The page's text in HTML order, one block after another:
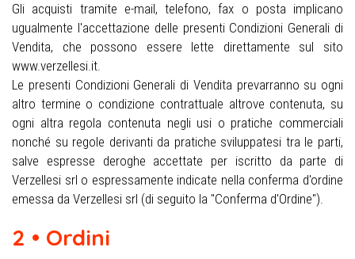
Gli acquisti tramite e-mail, telefono, fax o posta implicano
ugualmente l'accettazione delle presenti Condizioni Generali di
Vendita, che possono essere lette direttamente sul sito
www.verzellesi.it.
Le presenti Condizioni Generali di Vendita prevarranno su ogni
altro termine o condizione contrattuale altrove contenuta, su
ogni altra regola contenuta negli usi o pratiche commerciali
nonché su regole derivanti da pratiche sviluppatesi tra le parti,
salve espresse deroghe accettate per iscritto da parte di
Verzellesi srl o espressamente indicate nella conferma d'ordine
emessa da Verzellesi srl (di seguito la "Conferma d'Ordine").
2 • Ordini